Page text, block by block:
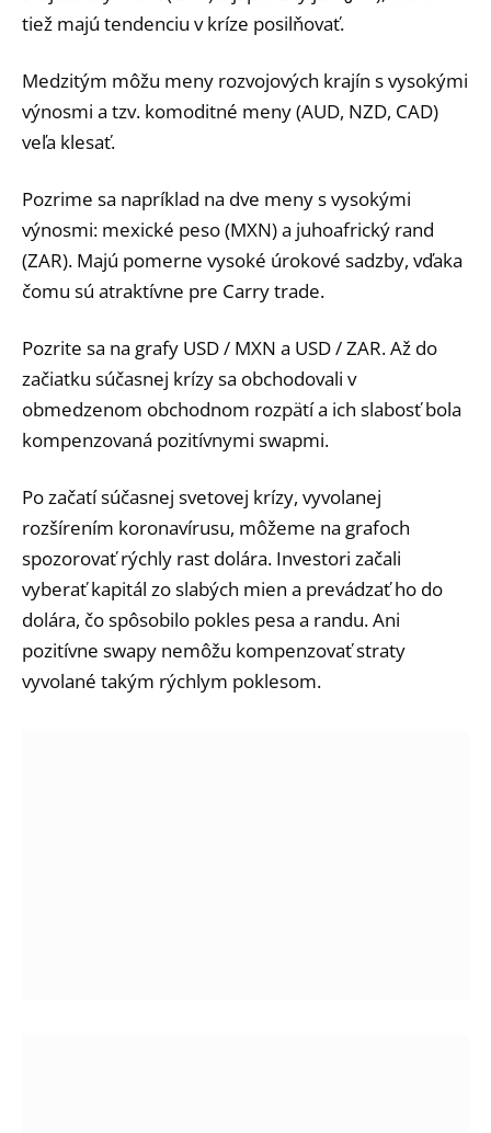
tiež majú tendenciu v kríze posilňovať.
Medzitým môžu meny rozvojových krajín s vysokými
výnosmi a tzv. komoditné meny (AUD, NZD, CAD)
veľa klesať.
Pozrime sa napríklad na dve meny s vysokými
výnosmi: mexické peso (MXN) a juhoafrický rand
(ZAR). Majú pomerne vysoké úrokové sadzby, vďaka
čomu sú atraktívne pre Carry trade.
Pozrite sa na grafy USD / MXN a USD / ZAR. Až do
začiatku súčasnej krízy sa obchodovali v
obmedzenom obchodnom rozpätí a ich slabosť bola
kompenzovaná pozitívnymi swapmi.
Po začatí súčasnej svetovej krízy, vyvolanej
rozšírením koronavírusu, môžeme na grafoch
spozorovať rýchly rast dolára. Investori začali
vyberať kapitál zo slabých mien a prevádzať ho do
dolára, čo spôsobilo pokles pesa a randu. Ani
pozitívne swapy nemôžu kompenzovať straty
vyvolané takým rýchlym poklesom.